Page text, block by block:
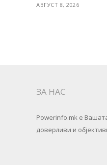
АВГУСТ 8, 2026
ЗА НАС
Powerinfo.mk e
доверливи и